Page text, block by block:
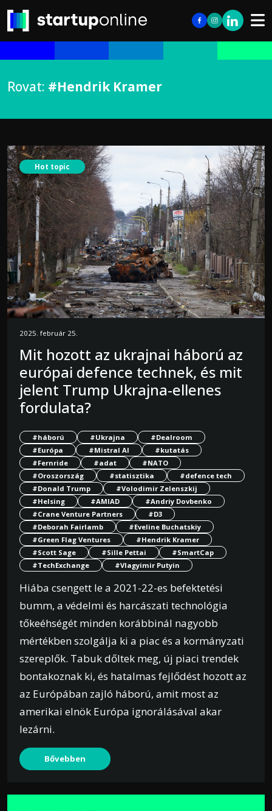
Rovat: #Hendrik Kramer
Hot topic
2025. február 25.
Mit hozott az ukrajnai háború az
európai defence technek, és mit
jelent Trump Ukrajna-ellenes
fordulata?
#háború #Ukrajna
#Dealroom
#Európa
#Mistral AI
#kutatás
#Fernride
#adat
#NATO
#Oroszország
#statisztika
#defence tech
#Donald Trump
#Volodimir Zelenszkij
#Helsing
#AMIAD
#Andriy Dovbenko
#Crane Venture Partners
#D3
#Deborah Fairlamb
#Eveline Buchatskiy
#Green Flag Ventures
#Hendrik Kramer
#Scott Sage
#Sille Pettai
#SmartCap
#TechExchange
#Vlagyimir Putyin
Hiába csengett le a 2021-22-es befektetési
bumm, a védelmi és harcászati technológia
tőkeéhségét minden korábbinál nagyobb
mértékben szolgálja ki a piac és a kormányzati
szereplők. Tabuk dőltek meg, új piaci trendek
bontakoznak ki, és hatalmas fejlődést hozott az
az Európában zajló háború, amit most az
amerikai elnök Európa ignorálásával akar
lezárni.
Bővebben